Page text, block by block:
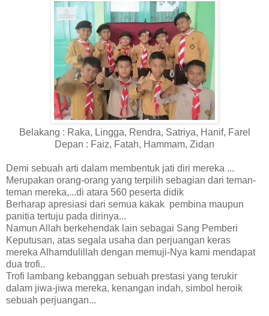
Belakang : Raka, Lingga, Rendra, Satriya, Hanif, Farel
Depan : Faiz, Fatah, Hammam, Zidan
Demi sebuah arti dalam membentuk jati diri mereka ...
Merupakan orang-orang yang terpilih sebagian dari teman-
teman mereka,...di atara 560 peserta didik
Berharap apresiasi dari semua kakak pembina maupun
panitia tertuju pada dirinya...
Namun Allah berkehendak lain sebagai Sang Pemberi
Keputusan, atas segala usaha dan perjuangan keras
mereka Alhamdulillah dengan memuji-Nya kami mendapat
dua trofi..
Trofi lambang kebanggan sebuah prestasi yang terukir
dalam jiwa-jiwa mereka, kenangan indah, simbol heroik
sebuah perjuangan...